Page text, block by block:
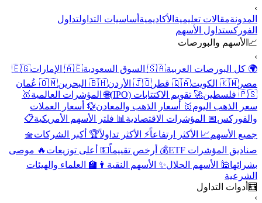
›
المدونةمقالات تعليمية الأكاديمية أساسيات التداولتداول
الفوركستداول الأسهم
📈 الأسهم والبورصات
›
🌍 كل البورصات العربية🇸🇦 السوق السعودية 🇦🇪 الإمارات
🇪🇬
مصر 🇰🇼 الكويت 🇶🇦 قطر 🇯🇴 الأردن 🇧🇭 البحرين
🇴🇲 عُمان
🇵🇸 فلسطين
🚀 تقويم الاكتتابات (IPO) 🌐 المؤشرات العالمية🥇
سعر الذهب اليوم🥇 أسعار الذهب والمعادن💱 أسعار العملات
والفوركس📅 المؤشرات الاقتصادية 📊 فلتر الأسهم الأمريكية📋
جميع الأسهم📈 الأكثر ارتفاعاً⚡ الأكثر تداولاً🏆 أكبر الشركات🧺
صناديق المؤشرات ETF
💰 أرخص تقييماً💵 أعلى توزيعات 🔥 موصى
بشرائها🕌 الأسهم الحلال✨ الأسهم النقية 👨‍🏫 العلماء والهيئات
الشرعية
🧮 أدوات التداول
›